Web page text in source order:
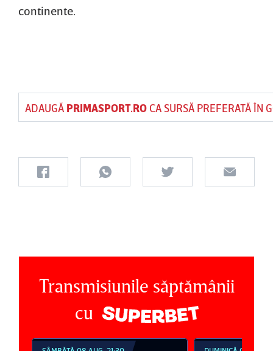
continente.
ADAUGĂ PRIMASPORT.ROCA SURSĂ PREFERATĂ ÎN
Transmisiunile săptămânii
cu